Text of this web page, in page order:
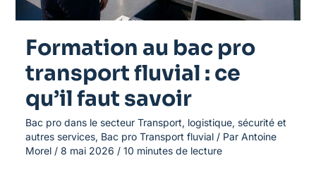
Formation au bac pro
transport fluvial : ce
qu’il faut savoir
Bac pro dans le secteur Transport, logistique, sécurité et
autres services, Bac pro Transport fluvial/ Par Antoine
Morel / 8 mai 2026 / 10 minutes de lecture